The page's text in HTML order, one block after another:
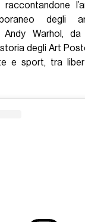
raccontandone
degli
Andy Warhol,
storia degli Art
e sport, tra